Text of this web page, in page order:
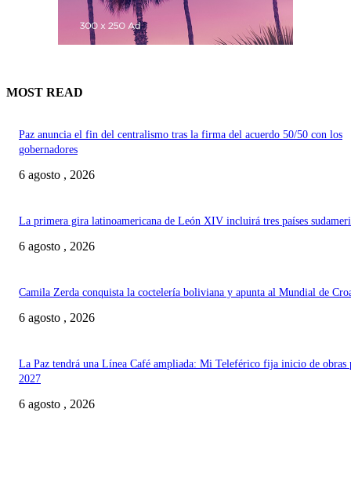
MOST READ
Paz anuncia el fin del centralismo tras la firma del acuerdo 50/50 con los
gobernadores
6 agosto , 2026
La primera gira latinoamericana de León XIV incluirá tres países
6 agosto , 2026
Camila Zerda conquista la coctelería boliviana y apunta al Mundial de
6 agosto , 2026
La Paz tendrá una Línea Café ampliada: Mi Teleférico fija inicio de obras
2027
6 agosto , 2026